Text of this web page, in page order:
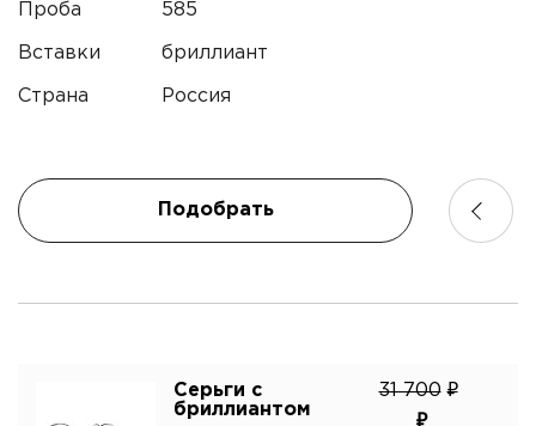
Проба 585
Вставки бриллиант
Страна Россия
Подобрать
Серьги с
бриллиантом
31 700
Электронная почта
Комментарий
Имя